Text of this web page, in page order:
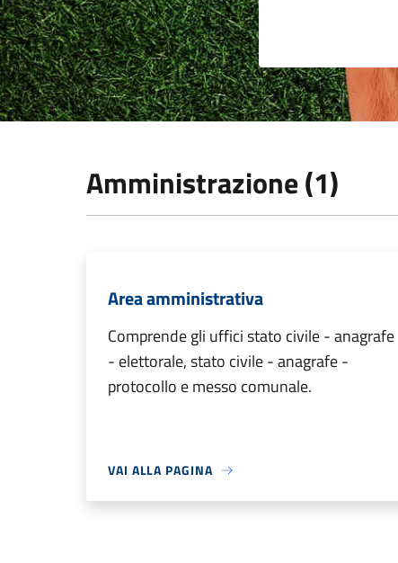
Amministrazione (1)
Area amministrativa
Comprende gli uffici stato civile - anagrafe
- elettorale, stato civile - anagrafe -
protocollo e messo comunale.
VAI ALLA PAGINA